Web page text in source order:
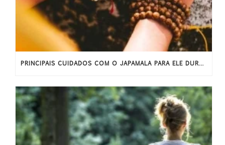
PRINCIPAIS CUIDADOS COM O JAPAMALA PARA ELE DURAR MAIS